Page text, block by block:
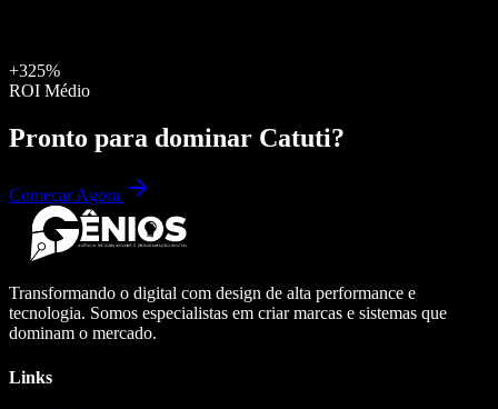
+325%
ROI Médio
Pronto para dominar Catuti?
Começar Agora
Transformando o digital com design de alta performance e
tecnologia. Somos especialistas em criar marcas e sistemas que
dominam o mercado.
Links